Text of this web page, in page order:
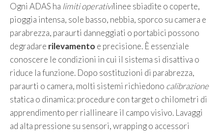
Ogni ADAS ha limiti operativilinee sbiadite o coperte,
pioggia intensa, sole basso, nebbia, sporco su camera e
parabrezza, paraurti danneggiati o portabici possono
degradare rilevamento e precisione. È essenziale
conoscere le condizioni in cui il sistema si disattiva o
riduce la funzione. Dopo sostituzioni di parabrezza,
paraurti o camera, molti sistemi richiedono calibrazione
statica o dinamica: procedure con target o chilometri di
apprendimento per riallineare il campo visivo. Lavaggi
ad alta pressione su sensori, wrapping o accessori